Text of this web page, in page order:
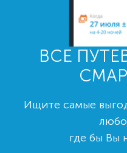
ВСЕ
Ищите самые
где бы Вы